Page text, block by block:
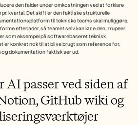
den falder under omkostningen ved at forklare
pr. kvartal. Det skift er den faktiske strukturelle
til tekniske teams skal muliggøre,
efterlader, så teamet selv kan løse den. Trupeer
som eksempel på softwarebaseret teknisk
konkret nok til at blive brugt som reference for,
dokumentation faktisk ser ud.
AI passer ved siden af
GitHub wiki og